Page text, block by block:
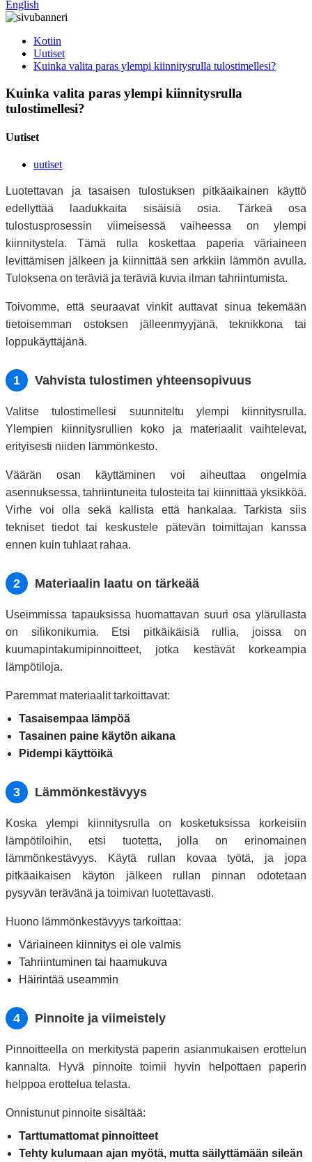
English
Kotiin
Uutiset
Kuinka valita paras ylempi kiinnitysrulla tulostimellesi?
Kuinka valita paras ylempi kiinnitysrulla
tulostimellesi?
Uutiset
uutiset
Luotettavan ja tasaisen tulostuksen pitkäaikainen käyttö
edellyttää laadukkaita sisäisiä osia. Tärkeä osa
tulostusprosessin viimeisessä vaiheessa on ylempi
kiinnitystela. Tämä rulla koskettaa paperia väriaineen
levittämisen jälkeen ja kiinnittää sen arkkiin lämmön avulla.
Tuloksena on teräviä ja teräviä kuvia ilman tahriintumista.
Toivomme, että seuraavat vinkit auttavat sinua tekemään
tietoisemman ostoksen jälleenmyyjänä, teknikkona tai
loppukäyttäjänä.
1 Vahvista tulostimen yhteensopivuus
Valitse tulostimellesi suunniteltu ylempi kiinnitysrulla.
Ylempien kiinnitysrullien koko ja materiaalit vaihtelevat,
erityisesti niiden lämmönkesto.
Väärän osan käyttäminen voi aiheuttaa ongelmia
asennuksessa, tahriintuneita tulosteita tai kiinnittää yksikköä.
Virhe voi olla sekä kallista että hankalaa. Tarkista siis
tekniset tiedot tai keskustele pätevän toimittajan kanssa
ennen kuin tuhlaat rahaa.
2 Materiaalin laatu on tärkeää
Useimmissa tapauksissa huomattavan suuri osa ylärullasta
on silikonikumia. Etsi pitkäikäisiä rullia, joissa on
kuumapintakumipinnoitteet, jotka kestävät korkeampia
lämpötiloja.
Paremmat materiaalit tarkoittavat:
Tasaisempaa lämpöä
Tasainen paine käytön aikana
Pidempi käyttöikä
3 Lämmönkestävyys
Koska ylempi kiinnitysrulla on kosketuksissa korkeisiin
lämpötiloihin, etsi tuotetta, jolla on erinomainen
lämmönkestävyys. Käytä rullan kovaa työtä, ja jopa
pitkäaikaisen käytön jälkeen rullan pinnan odotetaan
pysyvän terävänä ja toimivan luotettavasti.
Huono lämmönkestävyys tarkoittaa:
Väriaineen kiinnitys ei ole valmis
Tahriintuminen tai haamukuva
Häirintää useammin
4 Pinnoite ja viimeistely
Pinnoitteella on merkitystä paperin asianmukaisen erottelun
kannalta. Hyvä pinnoite toimii hyvin helpottaen paperin
helppoa erottelua telasta.
Onnistunut pinnoite sisältää:
Tarttumattomat pinnoitteet
Tehty kulumaan ajan myötä, mutta säilyttämään sileän